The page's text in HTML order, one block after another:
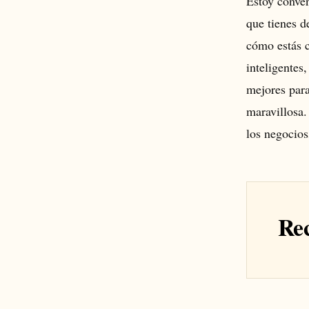
que tienes
cómo estás
mejores
los